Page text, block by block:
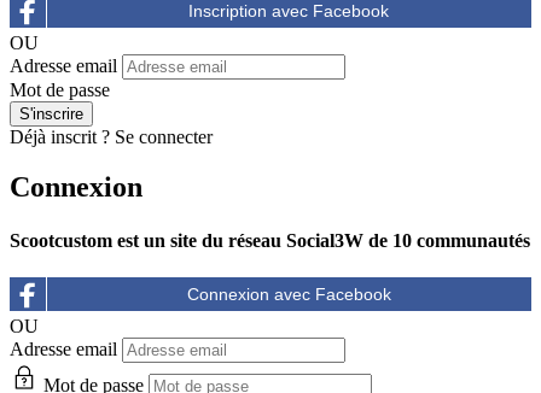
OU
Adresse email
Mot de passe
Déjà inscrit ? Se connecter
Connexion
Scootcustom est un site du réseau Social3W de 10 communautés
OU
Adresse email
Mot de passe